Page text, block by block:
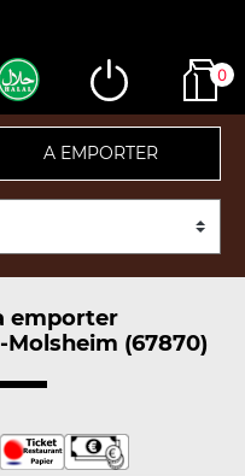
0
A EMPORTER
emporter
(67870)